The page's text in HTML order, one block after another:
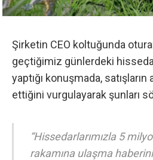
Şirketin CEO koltuğunda
geçtiğimiz günlerdeki
yaptığı konuşmada,
ettiğini vurgulayarak şunları
“Hissedarlarımızla 5
rakamına ulaşma